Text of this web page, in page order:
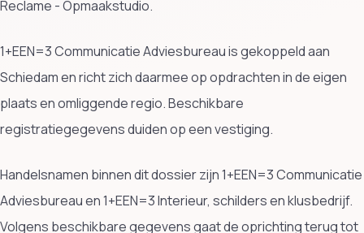
Reclame - Opmaakstudio.
1+EEN=3 Communicatie Adviesbureau is gekoppeld aan
Schiedam en richt zich daarmee op opdrachten in de eigen
plaats en omliggende regio. Beschikbare
registratiegegevens duiden op een vestiging.
Handelsnamen binnen dit dossier zijn 1+EEN=3 Communicatie
Adviesbureau en 1+EEN=3 Interieur, schilders en klusbedrijf.
Volgens beschikbare gegevens gaat de oprichting terug tot